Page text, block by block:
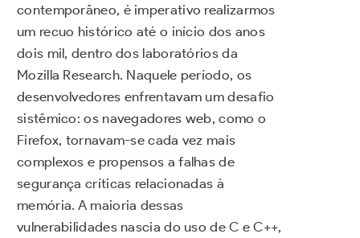
contemporâneo, é imperativo realizarmos
um recuo histórico até o início dos anos
dois mil, dentro dos laboratórios da
Mozilla Research. Naquele período, os
desenvolvedores enfrentavam um desafio
sistêmico: os navegadores web, como o
Firefox, tornavam-se cada vez mais
complexos e propensos a falhas de
segurança críticas relacionadas à
memória. A maioria dessas
vulnerabilidades nascia do uso de C e C++,